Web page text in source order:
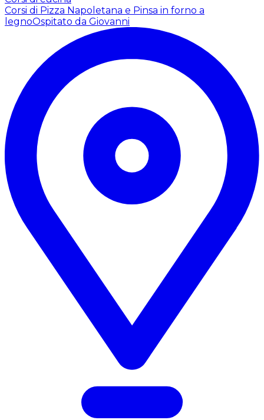
Corsi di Pizza Napoletana e Pinsa in forno a
legnoOspitato da Giovanni